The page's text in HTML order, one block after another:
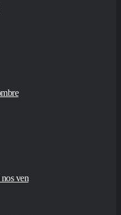
ven